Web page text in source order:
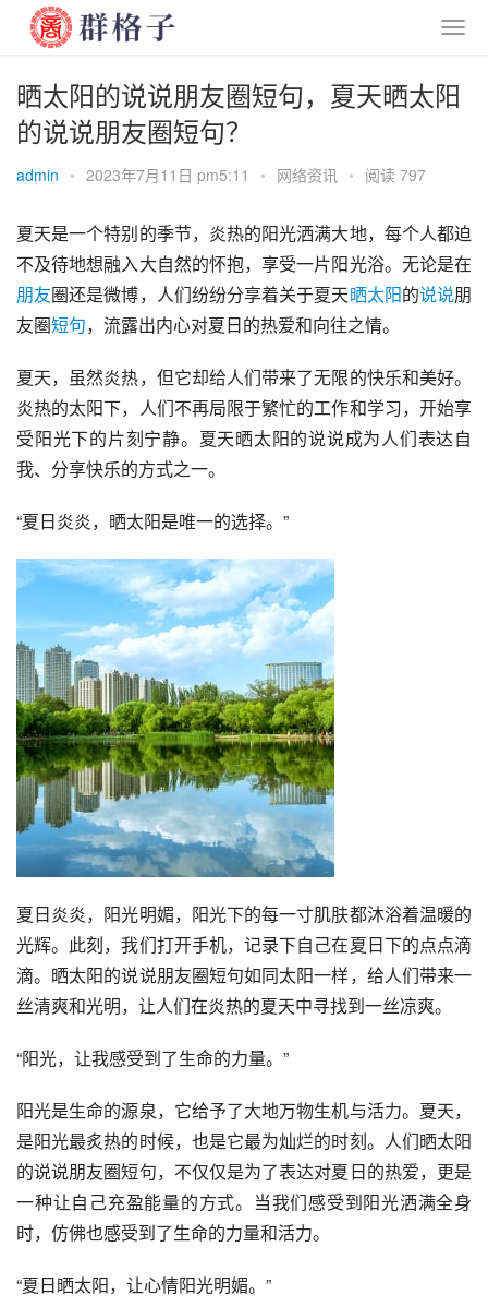
晒太阳的说说朋友圈短句，夏天晒太阳
的说说朋友圈短句？
admin • 2023年7月11日 pm5:11 • 网络资讯 • 阅读 797
夏天是一个特别的季节，炎热的阳光洒满大地，每个人都迫
不及待地想融入大自然的怀抱，享受一片阳光浴。无论是在
朋友圈还是微博，人们纷纷分享着关于夏天晒太阳的说说朋
友圈短句，流露出内心对夏日的热爱和向往之情。
夏天，虽然炎热，但它却给人们带来了无限的快乐和美好。
炎热的太阳下，人们不再局限于繁忙的工作和学习，开始享
受阳光下的片刻宁静。夏天晒太阳的说说成为人们表达自
我、分享快乐的方式之一。
“夏日炎炎，晒太阳是唯一的选择。”
夏日炎炎，阳光明媚，阳光下的每一寸肌肤都沐浴着温暖的
光辉。此刻，我们打开手机，记录下自己在夏日下的点点滴
滴。晒太阳的说说朋友圈短句如同太阳一样，给人们带来一
丝清爽和光明，让人们在炎热的夏天中寻找到一丝凉爽。
“阳光，让我感受到了生命的力量。”
阳光是生命的源泉，它给予了大地万物生机与活力。夏天，
是阳光最炙热的时候，也是它最为灿烂的时刻。人们晒太阳
的说说朋友圈短句，不仅仅是为了表达对夏日的热爱，更是
一种让自己充盈能量的方式。当我们感受到阳光洒满全身
时，仿佛也感受到了生命的力量和活力。
“夏日晒太阳，让心情阳光明媚。”